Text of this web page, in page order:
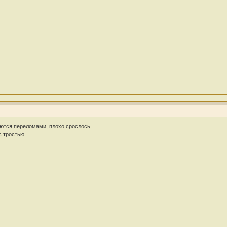
переломами, плохо срослось
тростью